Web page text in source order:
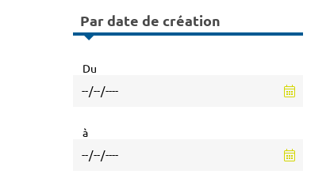
Par date de création
Du
à